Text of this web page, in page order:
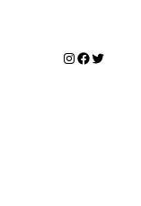
Instagram
Twitter